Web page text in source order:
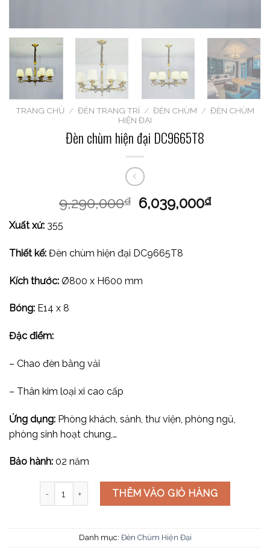
TRANG CHỦ / ĐÈN TRANG TRÍ / ĐÈN CHÙM / ĐÈN CHÙM
HIỆN ĐẠI
Đèn chùm hiện đại DC9665T8
9,290,000₫ 6,039,000₫
Xuất xứ: 355
Thiết kế: Đèn chùm hiện đại DC9665T8
Kích thước: Ø800 x H600 mm
Bóng: E14 x 8
Đặc điểm:
– Chao đèn bằng vải
– Thân kim loại xi cao cấp
Ứng dụng: Phòng khách, sảnh, thư viện, phòng ngủ,
phòng sinh hoạt chung,…
Bảo hành: 02 năm
Đèn chùm hiện đại DC9665T8 số lượng
THÊM VÀO GIỎ HÀNG
Danh mục: Đèn Chùm Hiện Đại